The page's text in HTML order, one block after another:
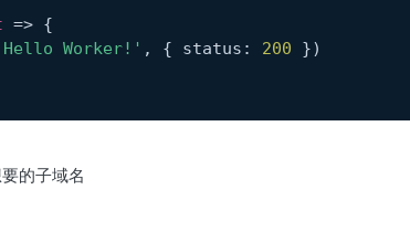
=> {
Worker!' , { status: 200 })
的子域名